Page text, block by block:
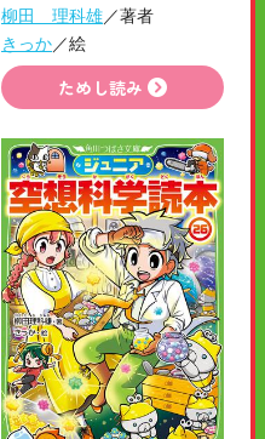
柳田 理科雄／著者
きっか／絵
ためし読み